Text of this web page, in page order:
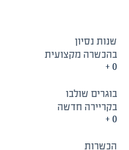
שנות נסיון
בהכשרה מקצועית
0
+
בוגרים שולבו
בקריירה חדשה
0
+
הכשרות